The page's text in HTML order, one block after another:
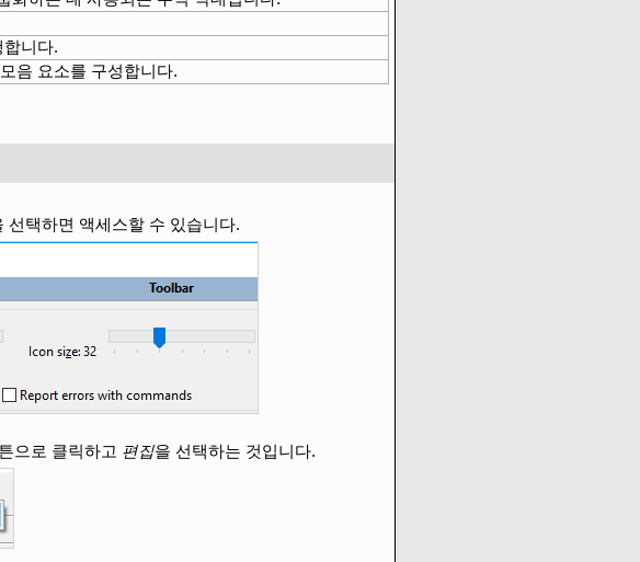
니다.
음 요소를 구성합니다.
선택하면 액세스할 수 있습니다.
으로 클릭하고 편집을 선택하는 것입니다.